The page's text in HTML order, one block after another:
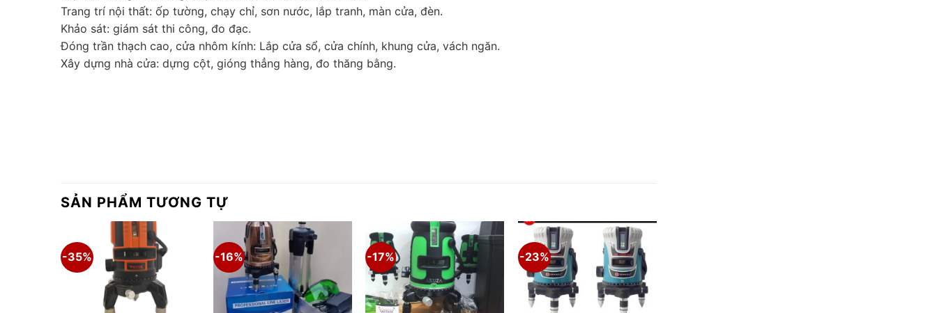
Trang trí nội thất: ốp tường, chạy chỉ, sơn nước, lắp tranh, màn cửa, đèn.
Khảo sát: giám sát thi công, đo đạc.
Đóng trần thạch cao, cửa nhôm kính: Lắp cửa sổ, cửa chính, khung cửa, vách ngăn.
Xây dựng nhà cửa: dựng cột, gióng thẳng hàng, đo thăng bằng.
SẢN PHẨM TƯƠNG TỰ
-35% -16% -17% -23%